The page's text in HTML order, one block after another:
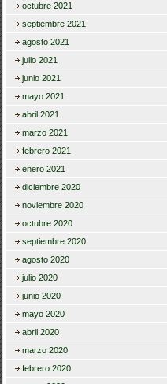
octubre 2021
septiembre 2021
agosto 2021
julio 2021
junio 2021
mayo 2021
abril 2021
marzo 2021
febrero 2021
enero 2021
diciembre 2020
noviembre 2020
octubre 2020
septiembre 2020
agosto 2020
julio 2020
junio 2020
mayo 2020
abril 2020
marzo 2020
febrero 2020